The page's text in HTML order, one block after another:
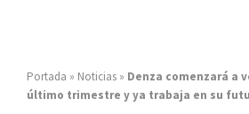
Portada » Noticias » Denza comenzará a
último trimestre y ya trabaja en su